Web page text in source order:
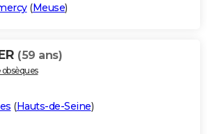
(Meuse)
(59 ans)
(Hauts-de-Seine)